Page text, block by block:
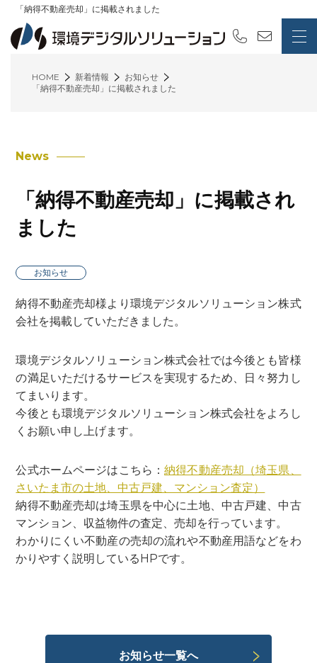
「納得不動産売却」に掲載されました
HOME 新着情報
お知らせ
「納得不動産売却」に掲載されました
News
「納得不動産売却」に掲載され
ました
お知らせ
納得不動産売却様より環境デジタルソリューション株式
会社を掲載していただきました。
環境デジタルソリューション株式会社では今後とも皆様
の満足いただけるサービスを実現するため、日々努力し
てまいります。
今後とも環境デジタルソリューション株式会社をよろし
くお願い申し上げます。
公式ホームページはこちら：納得不動産売却（埼玉県、
さいたま市の土地、中古戸建、マンション査定）
納得不動産売却は埼玉県を中心に土地、中古戸建、中古
マンション、収益物件の査定、売却を行っています。
わかりにくい不動産の売却の流れや不動産用語などをわ
かりやすく説明しているHPです。
お知らせ一覧へ